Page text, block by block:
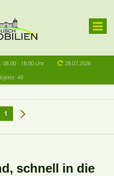
08.00 - 18.00 Uhr
28.07.2026
49
1
schnell in die